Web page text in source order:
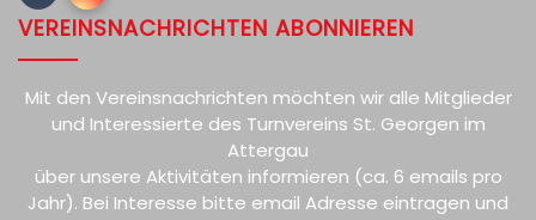
VEREINSNACHRICHTEN ABONNIEREN
Mit den Vereinsnachrichten möchten wir alle Mitglieder
und Interessierte des Turnvereins St. Georgen im
Attergau
über unsere Aktivitäten informieren (ca. 6 emails pro
Jahr). Bei Interesse bitte email Adresse eintragen und